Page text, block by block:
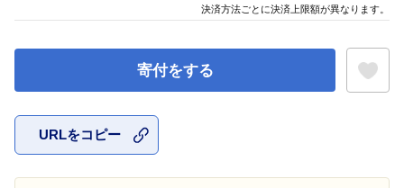
寄付をする
URLをコピー
決済方法ごとに決済上限額が異なります。